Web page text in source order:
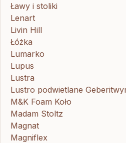
Ławy i stoliki
Lenart
Livin Hill
Łóżka
Lumarko
Lupus
Lustra
Lustro podwietlane
M&K Foam Koło
Madam Stoltz
Magnat
Magniflex